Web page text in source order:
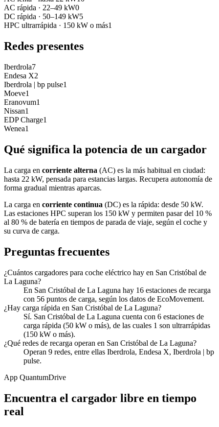
AC rápida · 22–49 kW0
DC rápida · 50–149 kW5
HPC ultrarrápida · 150 kW o más1
Redes presentes
Iberdrola7
Endesa X2
Iberdrola | bp pulse1
Moeve1
Eranovum1
Nissan1
EDP Charge1
Wenea1
Qué significa la potencia de un cargador
La carga en corriente alterna (AC) es la más habitual en ciudad:
hasta 22 kW, pensada para estancias largas. Recupera autonomía de
forma gradual mientras aparcas.
La carga en corriente continua (DC) es la rápida: desde 50 kW.
Las estaciones HPC superan los 150 kW y permiten pasar del 10 %
al 80 % de batería en tiempos de parada de viaje, según el coche y
su curva de carga.
Preguntas frecuentes
¿Cuántos cargadores para coche eléctrico hay en San Cristóbal de
La Laguna?
En San Cristóbal de La Laguna hay 16 estaciones de recarga
con 56 puntos de carga, según los datos de EcoMovement.
¿Hay carga rápida en San Cristóbal de La Laguna?
Sí. San Cristóbal de La Laguna cuenta con 6 estaciones de
carga rápida (50 kW o más), de las cuales 1 son ultrarrápidas
(150 kW o más).
¿Qué redes de recarga operan en San Cristóbal de La Laguna?
Operan 9 redes, entre ellas Iberdrola, Endesa X, Iberdrola | bp
pulse.
App QuantumDrive
Encuentra el cargador libre en tiempo
real